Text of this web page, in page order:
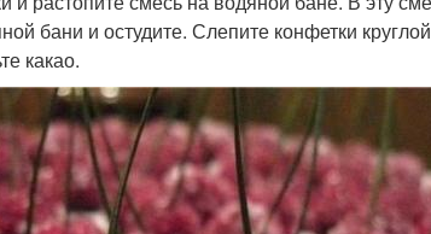
бани и остудите. Слепите конфетки
какао.